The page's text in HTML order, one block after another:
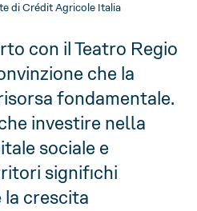
di Crédit Agricole Italia
con il Teatro Regio
che la
fondamentale.
investire nella
sociale e
significhi
crescita